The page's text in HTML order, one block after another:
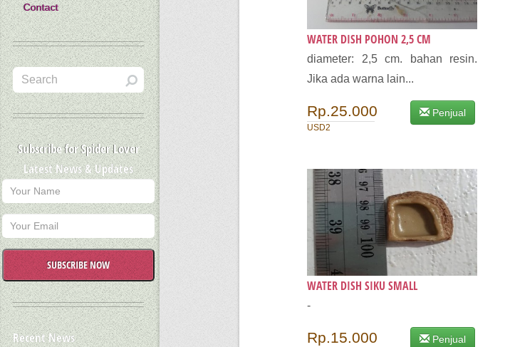
WATER DISH POHON 2,5 CM
diameter: 2,5 cm. bahan resin.
Jika ada warna lain...
Rp.25.000
USD2
Penjual
WATER DISH SIKU SMALL
-
Rp.15.000 Penjual
Contact
Subscribe for Spider Lover
Latest News & Updates
SUBSCRIBE NOW
Recent News